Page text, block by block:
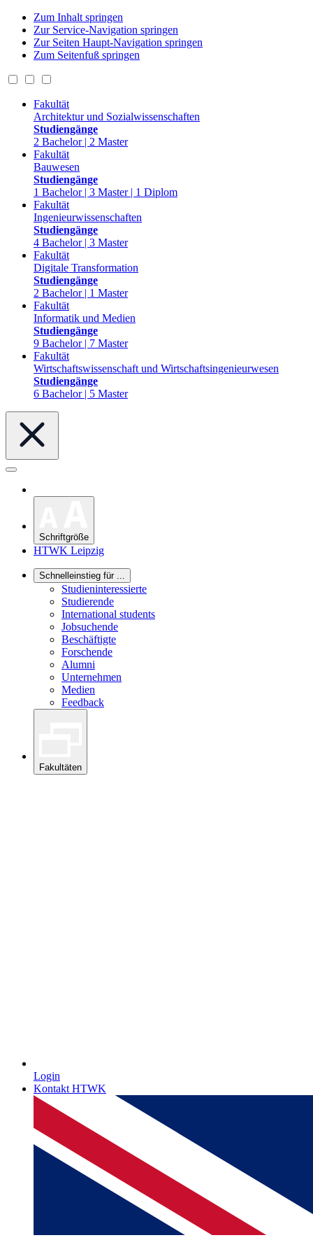
Zum Inhalt springen
Zur Service-Navigation springen
Zur Seiten Haupt-Navigation springen
Zum Seitenfuß springen
Fakultät
Architektur und Sozialwissenschaften
Studiengänge
2 Bachelor | 2 Master
Fakultät
Bauwesen
Studiengänge
1 Bachelor | 3 Master | 1 Diplom
Fakultät
Ingenieurwissenschaften
Studiengänge
4 Bachelor | 3 Master
Fakultät
Digitale Transformation
Studiengänge
2 Bachelor | 1 Master
Fakultät
Informatik und Medien
Studiengänge
9 Bachelor | 7 Master
Fakultät
Wirtschaftswissenschaft und Wirtschaftsingenieurwesen
Studiengänge
6 Bachelor | 5 Master
Schriftgröße
HTWK Leipzig
Schnelleinstieg für ...
Studieninteressierte
Studierende
International students
Jobsuchende
Beschäftigte
Forschende
Alumni
Unternehmen
Medien
Feedback
Fakultäten
Login
Kontakt HTWK